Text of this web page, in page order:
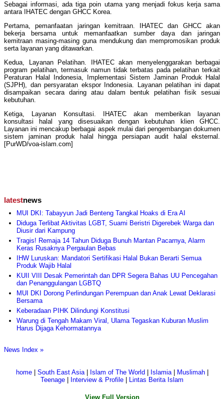
Sebagai informasi, ada tiga poin utama yang menjadi fokus kerja sama
antara IHATEC dengan GHCC Korea.
Pertama, pemanfaatan jaringan kemitraan. IHATEC dan GHCC akan
bekerja bersama untuk memanfaatkan sumber daya dan jaringan
kemitraan masing-masing guna mendukung dan mempromosikan produk
serta layanan yang ditawarkan.
Kedua, Layanan Pelatihan. IHATEC akan menyelenggarakan berbagai
program pelatihan, termasuk namun tidak terbatas pada pelatihan terkait
Peraturan Halal Indonesia, Implementasi Sistem Jaminan Produk Halal
(SJPH), dan persyaratan ekspor Indonesia. Layanan pelatihan ini dapat
disampaikan secara daring atau dalam bentuk pelatihan fisik sesuai
kebutuhan.
Ketiga, Layanan Konsultasi. IHATEC akan memberikan layanan
konsultasi halal yang disesuaikan dengan kebutuhan klien GHCC.
Layanan ini mencakup berbagai aspek mulai dari pengembangan dokumen
sistem jaminan produk halal hingga persiapan audit halal eksternal.
[PurWD/voa-islam.com]
latestnews
MUI DKI: Tabayyun Jadi Benteng Tangkal Hoaks di Era AI
Diduga Terlibat Aktivitas LGBT, Suami Beristri Digerebek Warga dan
Diusir dari Kampung
Tragis! Remaja 14 Tahun Diduga Bunuh Mantan Pacarnya, Alarm
Keras Rusaknya Pergaulan Bebas
IHW Luruskan: Mandatori Sertifikasi Halal Bukan Berarti Semua
Produk Wajib Halal
KUII VIII Desak Pemerintah dan DPR Segera Bahas UU Pencegahan
dan Penanggulangan LGBTQ
MUI DKI Dorong Perlindungan Perempuan dan Anak Lewat Deklarasi
Bersama
Keberadaan PIHK Dilindungi Konstitusi
Warung di Tengah Makam Viral, Ulama Tegaskan Kuburan Muslim
Harus Dijaga Kehormatannya
News Index »
home| South East Asia| Islam of The World Islamia| Muslimah|
Teenage
Interview & Profile Lintas Berita Islam
View Full Version